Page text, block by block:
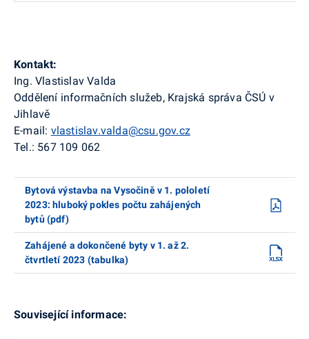
Kontakt:
Ing. VlastislavValda
Oddělení informačních služeb, Krajská správa ČSÚ v
Jihlavě
E-mail: vlastislav.valda@csu.gov.cz
Tel.: 567 109 062
Bytová výstavba na Vysočině v 1. pololetí
2023: hluboký pokles počtu zahájených
bytů (pdf)
Zahájené a dokončené byty v 1. až 2.
čtvrtletí 2023 (tabulka)
Související informace: